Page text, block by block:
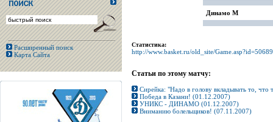
Расширенный поиск
Карта Сайта
Динамо М
Статистика:
http://www.basket.ru/old_site/Game.asp?id=50689
Статьи по этому матчу:
Сирейка: "Надо в голову вкладывать то, что
Победа в Казани! (01.12.2007)
УНИКС - ДИНАМО (01.12.2007)
Вниманию болельщиков! (07.11.2007)